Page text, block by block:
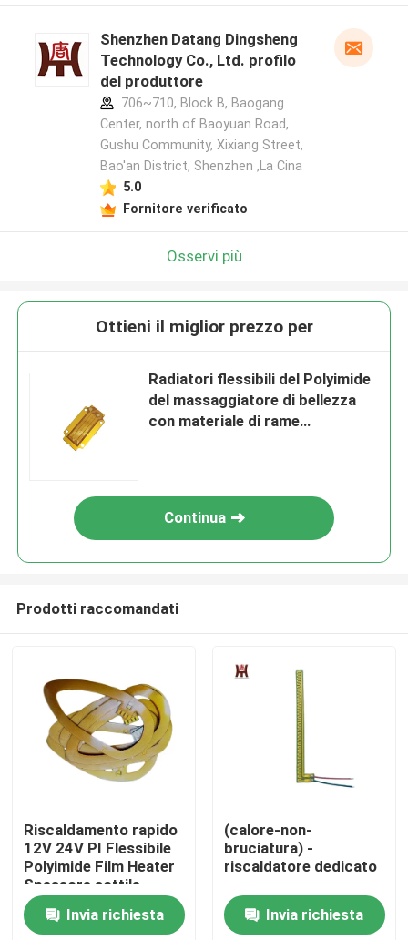
Casa
Prodotti
Shenzhen Datang Dingsheng
Technology Co., Ltd. profilo
del produttore
706~710, Block B, Baogang
Center, north of Baoyuan Road,
Gushu Community, Xixiang Street,
Bao'an District, Shenzhen ,La Cina
5.0
Fornitore verificato
Osservi più
Ottieni il miglior prezzo per
Radiatori flessibili del Polyimide
del massaggiatore di bellezza
con materiale di rame
Continua
Prodotti raccomandati
Riscaldamento rapido
12V 24V PI Flessibile
Polyimide Film Heater
Spessore sottile
elemento
Invia richiesta
(calore-non-
bruciatura) -
riscaldatore dedicato
Invia richiesta